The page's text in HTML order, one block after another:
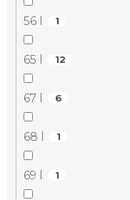
56 l 1
65 l 12
67 l 6
68 l 1
69 l 1